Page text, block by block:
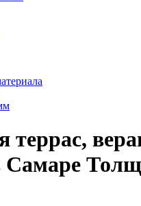
террас,
Самаре